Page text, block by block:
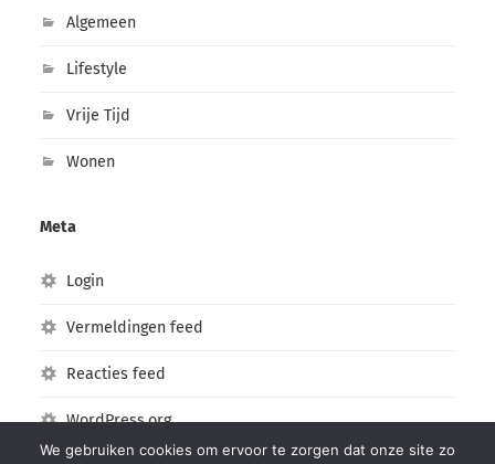
Algemeen
Lifestyle
Vrije Tijd
Wonen
Meta
Login
Vermeldingen feed
Reacties feed
WordPress.org
We gebruiken cookies om ervoor te zorgen dat onze site zo